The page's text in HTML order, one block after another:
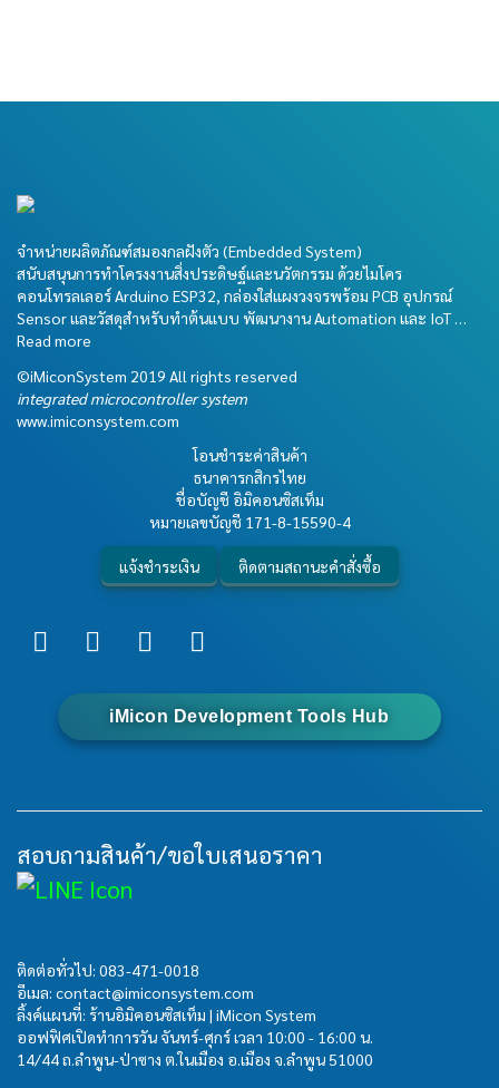
จำหน่ายผลิตภัณฑ์สมองกลฝังตัว (Embedded System)
สนับสนุนการทำโครงงานสิ่งประดิษฐ์และนวัตกรรม ด้วยไมโคร
คอนโทรลเลอร์ Arduino ESP32, กล่องใส่แผงวงจรพร้อม PCB อุปกรณ์
Sensor และวัสดุสำหรับทำต้นแบบ พัฒนางาน Automation และ IoT …
Read more
©iMiconSystem 2019 All rights reserved
integrated microcontroller system
www.imiconsystem.com
โอนชำระค่าสินค้า
ธนาคารกสิกรไทย
ชื่อบัญชี อิมิคอนซิสเท็ม
หมายเลขบัญชี 171-8-15590-4
แจ้งชำระเงิน ติดตามสถานะคำสั่งซื้อ
iMicon Development Tools Hub
สอบถามสินค้า/ขอใบเสนอราคา
ติดต่อทั่วไป: 083-471-0018
อีเมล: contact@imiconsystem.com
ลิ้งค์แผนที่: ร้านอิมิคอนซิสเท็ม | iMicon System
ออฟฟิศเปิดทำการวัน จันทร์-ศุกร์ เวลา 10:00 - 16:00 น.
14/44 ถ.ลำพูน-ป่าซาง ต.ในเมือง อ.เมือง จ.ลำพูน 51000